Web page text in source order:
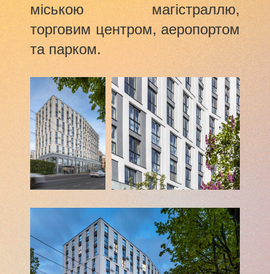
міською магістраллю,
торговим центром, аеропортом
та парком.